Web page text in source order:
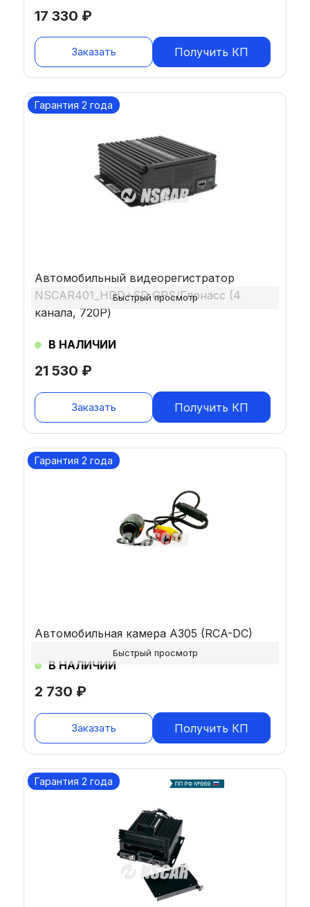
17 330 ₽
Заказать Получить КП
Гарантия 2 года
21 530 ₽
Автомобильный видеорегистратор
NSCAR401_HDD+SD GPS/Глонасс (4
канала, 720Р)
В НАЛИЧИИ
Заказать Получить КП
Быстрый просмотр
Гарантия 2 года
2 730 ₽
Автомобильная камера A305 (RCA-DC)
В НАЛИЧИИ
Заказать Получить КП
Быстрый просмотр
Гарантия 2 года